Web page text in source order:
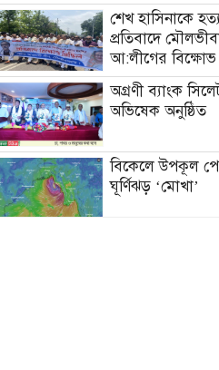
শেখ হাসিনাকে
প্রতিবাদে
আ:লীগের বিক্ষোভ
অগ্রণী ব্যাংক
অভিষেক অনুষ্ঠিত
বিকেলে উপকূল
ঘূর্ণিঝড় ‘মোখা’